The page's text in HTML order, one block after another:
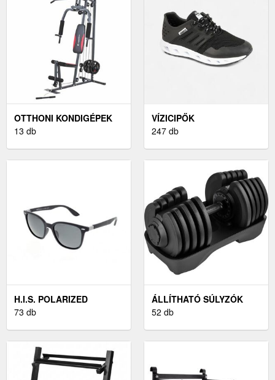
OTTHONI KONDIGÉPEK
13 db
VÍZICIPŐK
247 db
H.I.S. POLARIZED
73 db
ÁLLÍTHATÓ SÚLYZÓK
52 db